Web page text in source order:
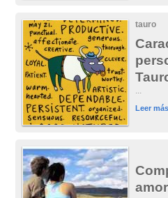
tauro
...
Leer